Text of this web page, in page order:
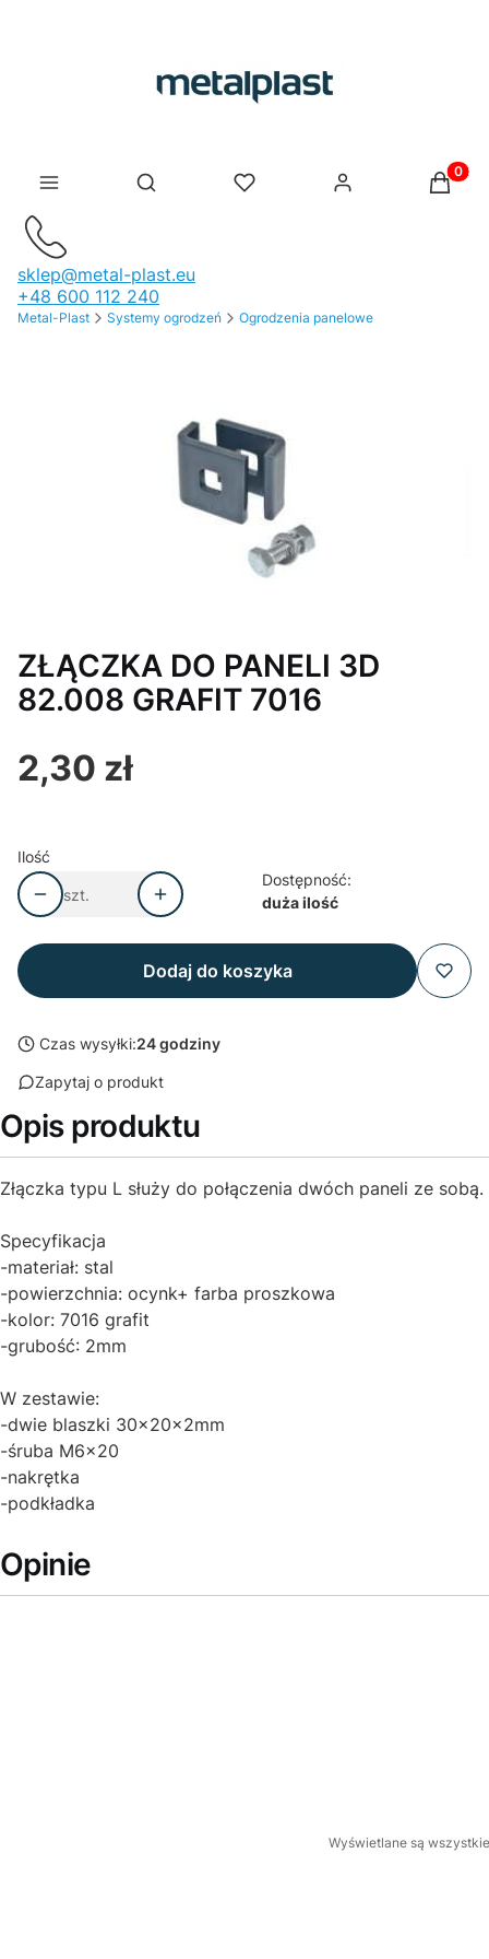
Otwórz wyszukiwarkę
sklep@metal-plast.eu
+48 600 112 240
Metal-Plast Systemy ogrodzeń Ogrodzenia panelowe
ZŁĄCZKA DO PANELI 3D
82.008 GRAFIT 7016
Cena
2,30 zł
Ilość
szt.
Dostępność:
duża ilość
Dodaj do koszyka
Czas wysyłki:24 godziny
Zapytaj o produkt
Opis produktu
Złączka typu L służy do połączenia dwóch paneli ze sobą.
Specyfikacja
-materiał: stal
-powierzchnia: ocynk+ farba proszkowa
-kolor: 7016 grafit
-grubość: 2mm
W zestawie:
-dwie blaszki 30x20x2mm
-śruba M6x20
-nakrętka
-podkładka
Opinie
Wyświetlane są